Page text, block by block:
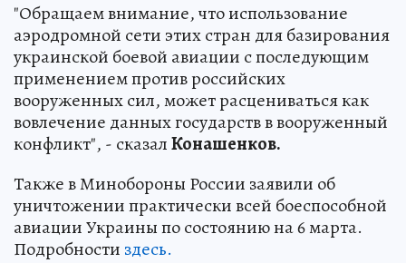
"Обращаем внимание, что использование
аэродромной сети этих стран для базирования
украинской боевой авиации с последующим
применением против российских
вооруженных сил, может расцениваться как
вовлечение данных государств в вооруженный
конфликт", - сказалКонашенков.
Также в Минобороны России заявили об
уничтожении практически всей боеспособной
авиации Украины по состоянию на 6 марта.
Подробности здесь.